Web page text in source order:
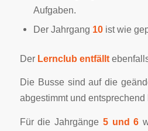
Aufgaben.
Der Jahrgang 10ist wie
Der Lernclub entfällt
Die Busse sind auf die
abgestimmt und entsprechend
Für die Jahrgänge 5 und 6